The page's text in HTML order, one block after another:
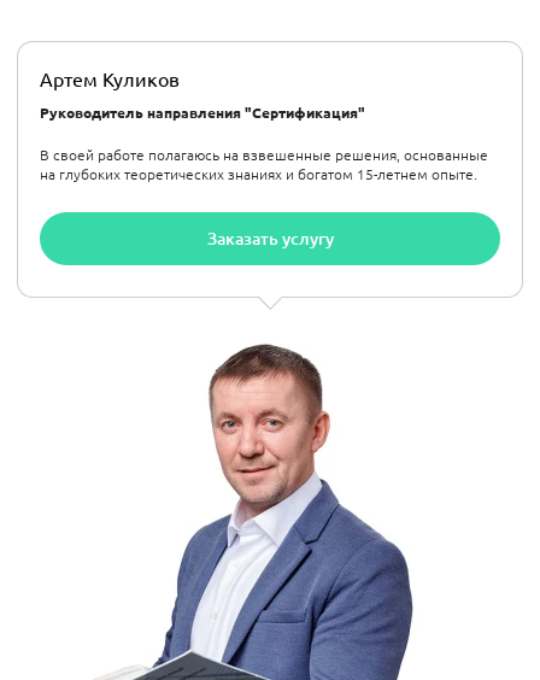
Артем Куликов
Руководитель направления "Сертификация"
В своей работе полагаюсь на взвешенные решения, основанные
на глубоких теоретических знаниях и богатом 15-летнем опыте.
Заказать услугу